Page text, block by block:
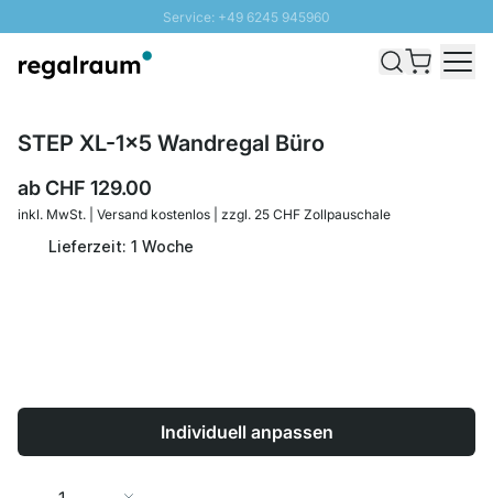
Service: +49 6245 945960
Versand & Zoll gratis ab 300 CHF
STEP XL-1x5 Wandregal Büro
abCHF 129.00
inkl. MwSt. | Versand kostenlos | zzgl. 25 CHF Zollpauschale
Lieferzeit: 1 Woche
Individuell anpassen
Menge